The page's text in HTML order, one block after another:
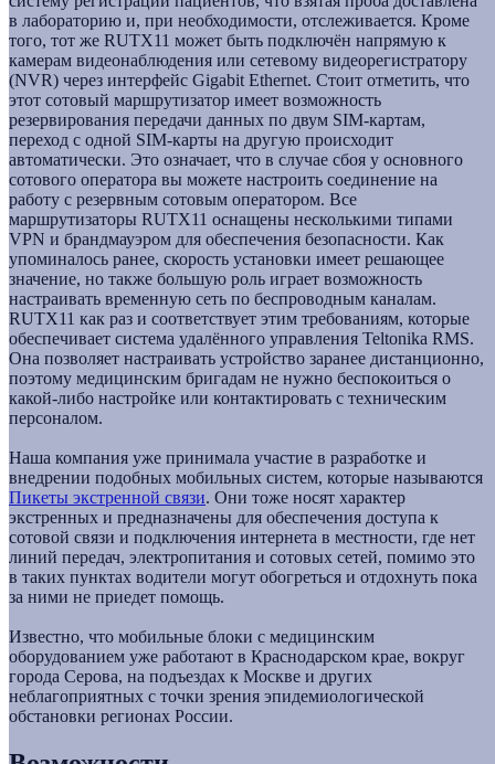
в лабораторию и, при необходимости, отслеживается. Кроме
того, тот же RUTX11 может быть подключён напрямую к
камерам видеонаблюдения или сетевому видеорегистратору
(NVR) через интерфейс Gigabit Ethernet. Стоит отметить, что
этот сотовый маршрутизатор имеет возможность
резервирования передачи данных по двум SIM-картам,
переход с одной SIM-карты на другую происходит
автоматически. Это означает, что в случае сбоя у основного
сотового оператора вы можете настроить соединение на
работу с резервным сотовым оператором. Все
маршрутизаторы RUTX11 оснащены несколькими типами
VPN и брандмауэром для обеспечения безопасности. Как
упоминалось ранее, скорость установки имеет решающее
значение, но также большую роль играет возможность
настраивать временную сеть по беспроводным каналам.
RUTX11 как раз и соответствует этим требованиям, которые
обеспечивает система удалённого управления Teltonika RMS.
Она позволяет настраивать устройство заранее дистанционно,
поэтому медицинским бригадам не нужно беспокоиться о
какой-либо настройке или контактировать с техническим
персоналом.
Наша компания уже принимала участие в разработке и
внедрении подобных мобильных систем, которые называются
Пикеты экстренной связи. Они тоже носят характер
экстренных и предназначены для обеспечения доступа к
сотовой связи и подключения интернета в местности, где нет
линий передач, электропитания и сотовых сетей, помимо это
в таких пунктах водители могут обогреться и отдохнуть пока
за ними не приедет помощь.
Известно, что мобильные блоки с медицинским
оборудованием уже работают в Краснодарском крае, вокруг
города Серова, на подъездах к Москве и других
неблагоприятных с точки зрения эпидемиологической
обстановки регионах России.